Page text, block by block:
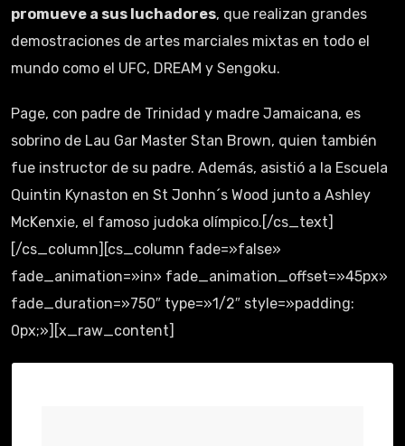
promueve a sus luchadores, que realizan grandes
demostraciones de artes marciales mixtas en todo el
mundo como el UFC, DREAM y Sengoku.
Page, con padre de Trinidad y madre Jamaicana, es
sobrino de Lau Gar Master Stan Brown, quien también
fue instructor de su padre. Además, asistió a la Escuela
Quintin Kynaston en St Jonhn´s Wood junto a Ashley
McKenxie, el famoso judoka olímpico.[/cs_text]
[/cs_column][cs_column fade=»false»
fade_animation=»in» fade_animation_offset=»45px»
fade_duration=»750″ type=»1/2″ style=»padding:
0px;»][x_raw_content]